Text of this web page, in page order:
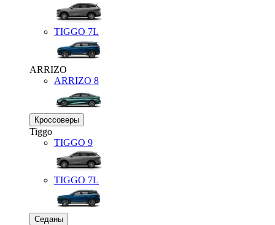
TIGGO 7L
ARRIZO
ARRIZO 8
Кроссоверы
Tiggo
TIGGO 9
TIGGO 7L
Седаны